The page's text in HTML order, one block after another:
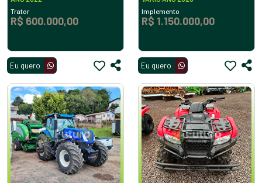
Trator
R$ 600.000,00
Eu quero
Implemento
R$ 1.150.000,00
Eu quero